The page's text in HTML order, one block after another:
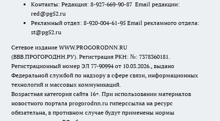
Контакты: Редакция: 8-927-669-90-87 Email редакции:
red@pg52.ru
Рекламный отдел: 8-920-004-61-95 Email рекламного отдела:
st@pg52.ru
Сетевое издание WWW.PROGORODNN.RU
(ВВВ.ПРОГОРОДНН.РУ). Регистрация РКН: №: 7378360181.
Регистрационный номер ЭЛ 77-90994 от 10.03.2026., выдано
Федеральной службой по надзору в сфере связи, информационных
технологий и массовых коммуникаций.
Возрастная категория сайта 16+. При использовании материалов
новостного портала progorodnn.ru гиперссылка на ресурс
обязательна, в противном случае будут применены нормы